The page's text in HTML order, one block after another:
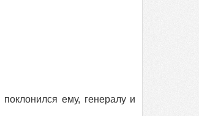
ему, генералу и